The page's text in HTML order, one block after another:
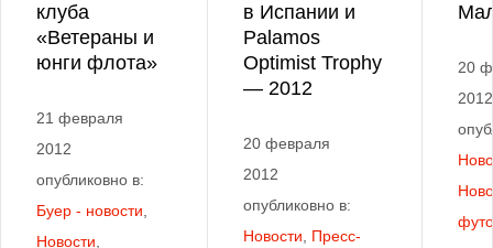
клуба
«Ветераны и
юнги флота»
21 февраля
2012
опубликовно в:
Буер - новости
Новости
в Испании и
Palamos
Optimist Trophy
— 2012
20 февраля
2012
опубликовно в:
Новости
Пресс-
20
2012